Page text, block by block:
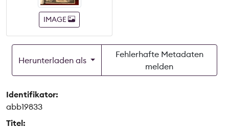
IMAGE
Herunterladen als
Fehlerhafte Metadaten
melden
Identifikator:
abb19833
Titel: